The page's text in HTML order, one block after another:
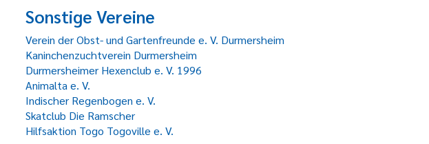
Sonstige Vereine
Verein der Obst- und Gartenfreunde e. V. Durmersheim
Kaninchenzuchtverein Durmersheim
Durmersheimer Hexenclub e. V. 1996
Animalta e. V.
Indischer Regenbogen e. V.
Skatclub Die Ramscher
Hilfsaktion Togo Togoville e. V.